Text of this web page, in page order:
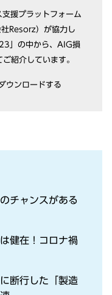
援プラットフォーム
Resorz）が協⼒し
」の中から、AIG損
紹介しています。
ウンロードする
チャンスがある
健在！コロナ禍
断⾏した「製造